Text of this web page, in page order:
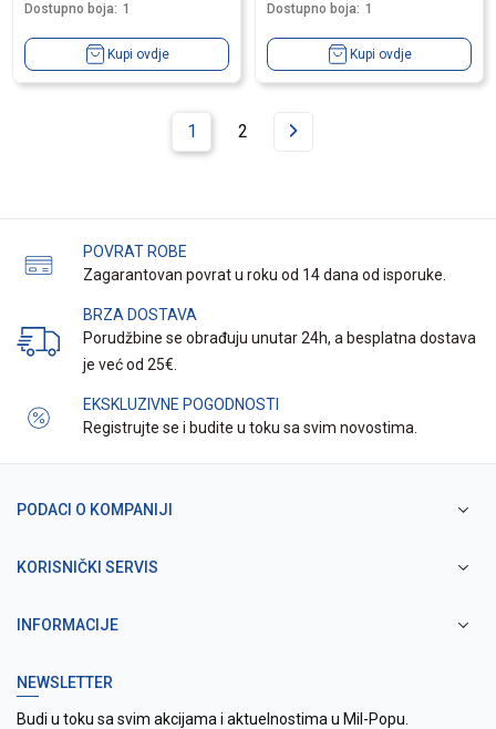
Dostupno boja: 1
Kupi ovdje
Dostupno boja: 1
Kupi ovdje
1 2
POVRAT ROBE
Zagarantovan povrat u roku od 14 dana od isporuke.
BRZA DOSTAVA
Porudžbine se obrađuju unutar 24h, a besplatna dostava
je već od 25€.
EKSKLUZIVNE POGODNOSTI
Registrujte se i budite u toku sa svim novostima.
PODACI O KOMPANIJI
KORISNIČKI SERVIS
INFORMACIJE
NEWSLETTER
Budi u toku sa svim akcijama i aktuelnostima u Mil-Popu.